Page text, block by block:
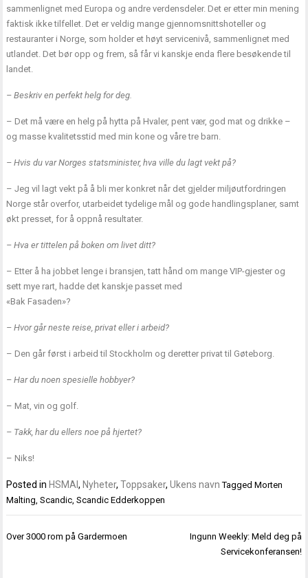
sammenlignet med Europa og andre verdensdeler. Det er etter min mening
faktisk ikke tilfellet. Det er veldig mange gjennomsnittshoteller og
restauranter i Norge, som holder et høyt servicenivå, sammenlignet med
utlandet. Det bør opp og frem, så får vi kanskje enda flere besøkende til
landet.
– Beskriv en perfekt helg for deg.
– Det må være en helg på hytta på Hvaler, pent vær, god mat og drikke –
og masse kvalitetsstid med min kone og våre tre barn.
– Hvis du var Norges statsminister, hva ville du lagt vekt på?
– Jeg vil lagt vekt på å bli mer konkret når det gjelder miljøutfordringen
Norge står overfor, utarbeidet tydelige mål og gode handlingsplaner, samt
økt presset, for å oppnå resultater.
– Hva er tittelen på boken om livet ditt?
– Etter å ha jobbet lenge i bransjen, tatt hånd om mange VIP-gjester og
sett mye rart, hadde det kanskje passet med
«Bak Fasaden»?
– Hvor går neste reise, privat eller i arbeid?
– Den går først i arbeid til Stockholm og deretter privat til Gøteborg.
– Har du noen spesielle hobbyer?
– Mat, vin og golf.
– Takk, har du ellers noe på hjertet?
– Niks!
Posted in HSMAI, Nyheter,Toppsaker,Ukens navn TaggedMorten
Malting,Scandic,Scandic Edderkoppen
Innleggsnavigasjon
Over 3000 rom på Gardermoen
Ingunn Weekly: Meld deg på
Servicekonferansen!